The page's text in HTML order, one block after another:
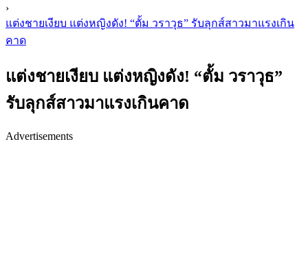
›
แต่งชายเงียบ แต่งหญิงดัง! “ตั้ม วราวุธ” รับลุกส์สาวมาแรงเกิน
คาด
แต่งชายเงียบ แต่งหญิงดัง! “ตั้ม วราวุธ”
รับลุกส์สาวมาแรงเกินคาด
Advertisements